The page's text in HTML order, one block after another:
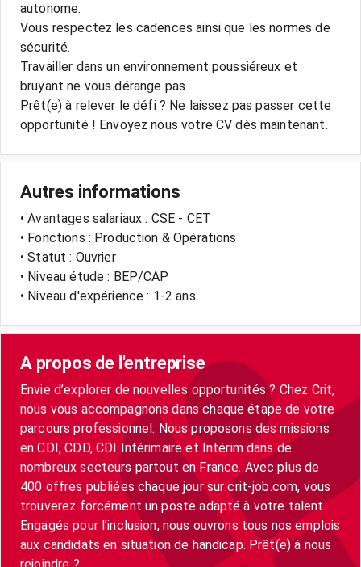
autonome.
Vous respectez les cadences ainsi que les normes de
sécurité.
Travailler dans un environnement poussiéreux et
bruyant ne vous dérange pas.
Prêt(e) à relever le défi ? Ne laissez pas passer cette
opportunité ! Envoyez nous votre CV dès maintenant.
Autres informations
• Avantages salariaux : CSE - CET
• Fonctions : Production & Opérations
• Statut : Ouvrier
• Niveau étude : BEP/CAP
• Niveau d'expérience : 1-2 ans
A propos de l'entreprise
Envie d’explorer de nouvelles opportunités ? Chez Crit,
nous vous accompagnons dans chaque étape de votre
parcours professionnel. Nous proposons des missions
en CDI, CDD, CDI Intérimaire et Intérim dans de
nombreux secteurs partout en France. Avec plus de
400 offres publiées chaque jour sur crit-job.com, vous
trouverez forcément un poste adapté à votre talent.
Engagés pour l’inclusion, nous ouvrons tous nos emplois
aux candidats en situation de handicap. Prêt(e) à nous